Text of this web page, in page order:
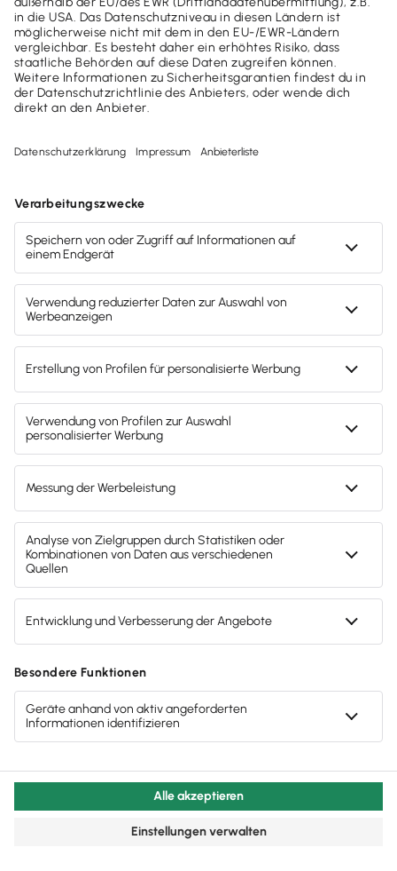
Schnittstellen & Service-Module
DATANORM-Schnittstelle
Formelverwaltung
plus + Support-Service Paket
Einfache Auftragsverwaltung mit praktischen
Extras inklusive Support-Service Paket
29,80 € mtl. Rate (zzgl. MwSt.)
oder357,60 €jährl.(zzgl. MwSt.)
Jetzt bestellen
30 Tage testen
Für Windows-Nutzer
1 Arbeitsplatz
Alles zu Angebot & Rechnung
Verwaltung von Kunden & Lieferanten
DATANORM-Schnittstelle
Formelverwaltung